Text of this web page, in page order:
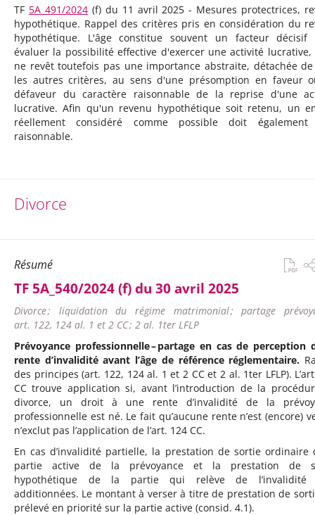
TF 5A_491/2024(f) du 11 avril 2025 - Mesures protectrices,
hypothétique. Rappel des critères pris en considération du
hypothétique. L'âge constitue souvent un facteur décisif
évaluer la possibilité effective d'exercer une activité lucrative,
ne revêt toutefois pas une importance abstraite, détachée
les autres critères, au sens d'une présomption en faveur
défaveur du caractère raisonnable de la reprise d'une
lucrative. Afin qu'un revenu hypothétique soit retenu, un
réellement considéré comme possible doit également
raisonnable.
Divorce
Résumé
TF 5A_540/2024 (f) du 30 avril 2025
Divorce ; liquidation du régime matrimonial ; partage
art. 122, 124 al. 1 et 2 CC ; 2 al. 1ter LFLP
Prévoyance professionnelle – partage en cas de perception
rente d’invalidité avant l’âge de référence réglementaire.
des principes (art. 122, 124 al. 1 et 2 CC et 2 al. 1ter LFLP).
CC trouve application si, avant l’introduction de la
divorce, un droit à une rente d’invalidité de la
professionnelle est né. Le fait qu’aucune rente n’est (encore)
n’exclut pas l’application de l’art. 124 CC.
En cas d’invalidité partielle, la prestation de sortie ordinaire
partie active de la prévoyance et la prestation de
hypothétique de la partie qui relève de l’invalidité
additionnées. Le montant à verser à titre de prestation de
prélevé en priorité sur la partie active (consid. 4.1).